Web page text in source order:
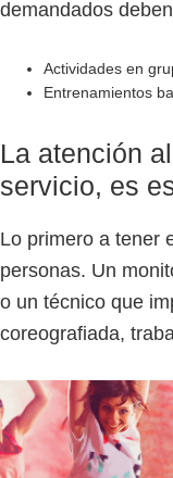
demandados
Actividades en
Entrenamientos
La atención
servicio, es
Lo primero a tener
personas. Un
o un técnico que
coreografiada,